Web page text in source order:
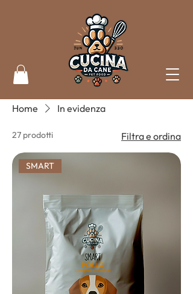
Home In evidenza
27 prodotti Filtra e ordina
SMART